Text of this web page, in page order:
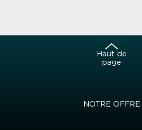
Haut de
page
NOTRE OFFRE